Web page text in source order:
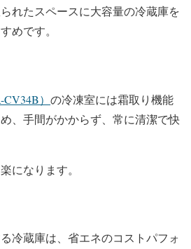
れたスペースに大容量の冷蔵庫を
めです。
） の冷凍室には霜取り機能
、手間がかからず、常に清潔で快
になります。
冷蔵庫は、省エネのコストパフォ